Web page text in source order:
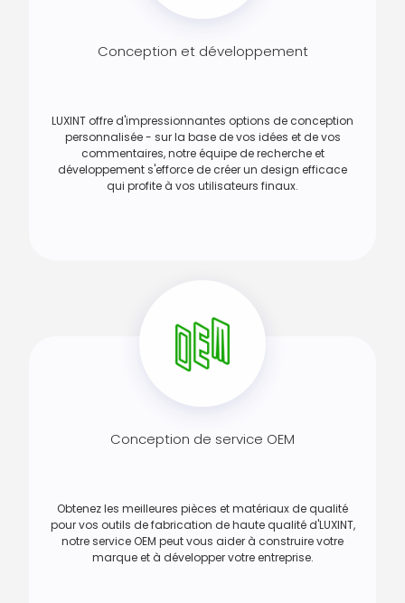
Conception et développement
LUXINT offre d'impressionnantes options de conception
personnalisée - sur la base de vos idées et de vos
commentaires, notre équipe de recherche et
développement s'efforce de créer un design efficace
qui profite à vos utilisateurs finaux.
Conception de service OEM
Obtenez les meilleures pièces et matériaux de qualité
pour vos outils de fabrication de haute qualité d'LUXINT,
notre service OEM peut vous aider à construire votre
marque et à développer votre entreprise.